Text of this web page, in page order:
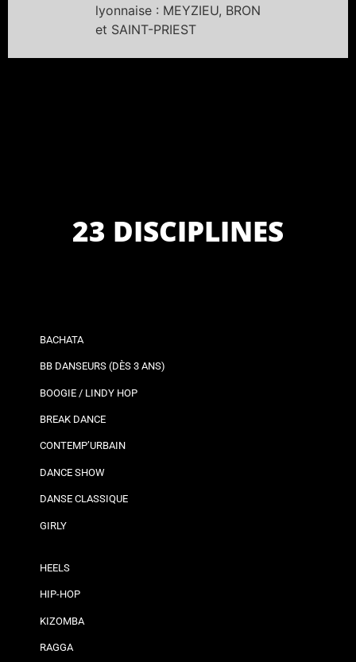
lyonnaise : MEYZIEU, BRON
et SAINT-PRIEST
23 DISCIPLINES
BACHATA
BB DANSEURS (DÈS 3 ANS)
BOOGIE / LINDY HOP
BREAK DANCE
CONTEMP’URBAIN
DANCE SHOW
DANSE CLASSIQUE
GIRLY
HEELS
HIP-HOP
KIZOMBA
RAGGA